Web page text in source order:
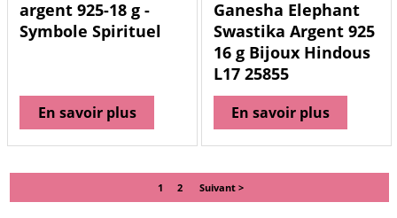
argent 925-18 g -
Symbole Spirituel
En savoir plus
Ganesha Elephant
Swastika Argent 925
16 g Bijoux Hindous
L17 25855
En savoir plus
1 2 Suivant >